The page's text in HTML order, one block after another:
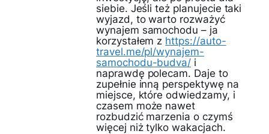
siebie. Jeśli też planujecie taki
wyjazd, to warto rozważyć
wynajem samochodu – ja
korzystałem z https://auto-
travel.me/pl/wynajem-
samochodu-budva/ i
naprawdę polecam. Daje to
zupełnie inną perspektywę na
miejsce, które odwiedzamy, i
czasem może nawet
rozbudzić marzenia o czymś
więcej niż tylko wakacjach.